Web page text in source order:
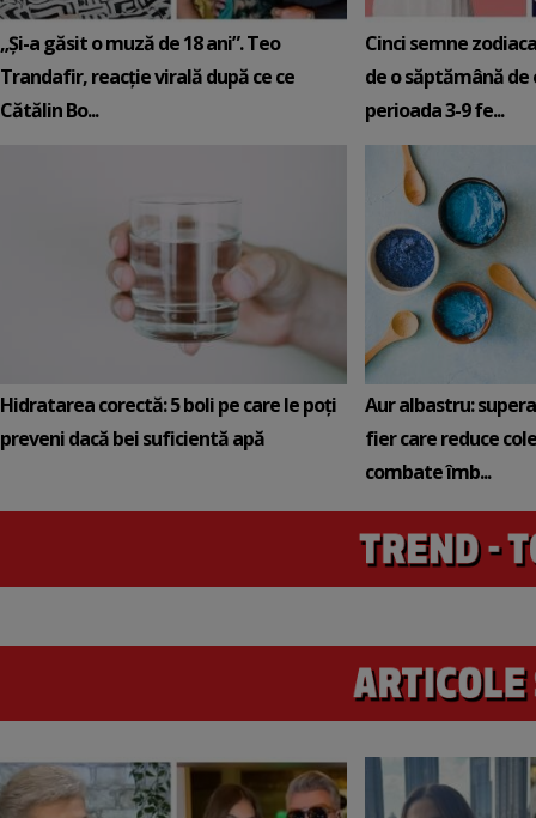
„Și-a găsit o muză de 18 ani”. Teo
Trandafir, reacție virală după ce ce
Cătălin Bo...
Cinci semne
de o săptămână de
perioada 3-9 fe...
Hidratarea corectă: 5 boli pe care le poți
preveni dacă bei suficientă apă
Aur albastru:
fier care reduce
combate îmb...